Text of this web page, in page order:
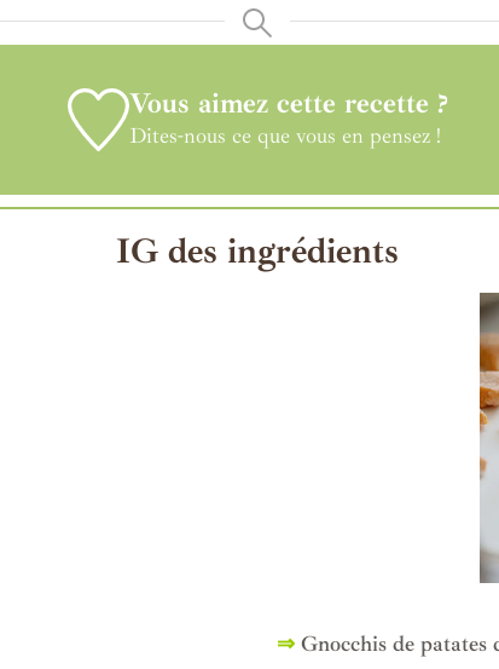
Vous aimez cette recette ?
Dites-nous ce que vous en pensez !
IG des ingrédients
⇒ Gnocchis de patates